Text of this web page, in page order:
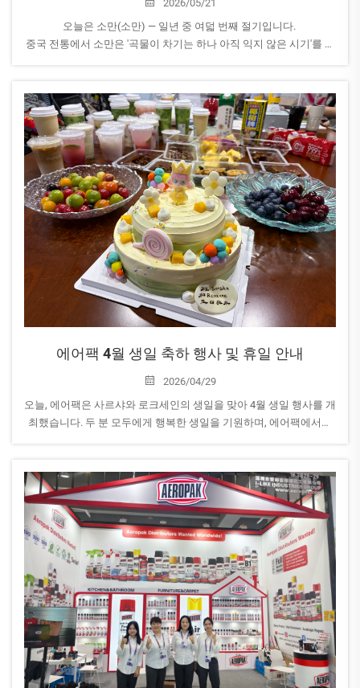
2026/05/21
오늘은 소만(소만) — 일년 중 여덟 번째 절기입니다.
중국 전통에서 소만은 '곡물이 차기는 하나 아직 익지 않은 시기'를 의
에어팩 4월 생일 축하 행사 및 휴일 안내
2026/04/29
오늘, 에어팩은 사르샤와 로크세인의 생일을 맞아 4월 생일 행사를 개
최했습니다. 두 분 모두에게 행복한 생일을 기원하며, 에어팩에서의